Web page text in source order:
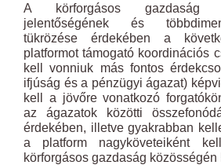
A körforgásos gazdaság
jelentőségének és
tükrözése érdekében a
platformot támogató koordinációs
kell vonniuk más fontos
ifjúság és a pénzügyi ágazat)
kell a jövőre vonatkozó
az ágazatok közötti
érdekében, illetve gyakrabban
a platform nagyköveteiként
körforgásos gazdaság